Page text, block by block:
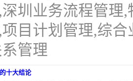
圳业务流程管理
目计划管理,综
管理
十大结论